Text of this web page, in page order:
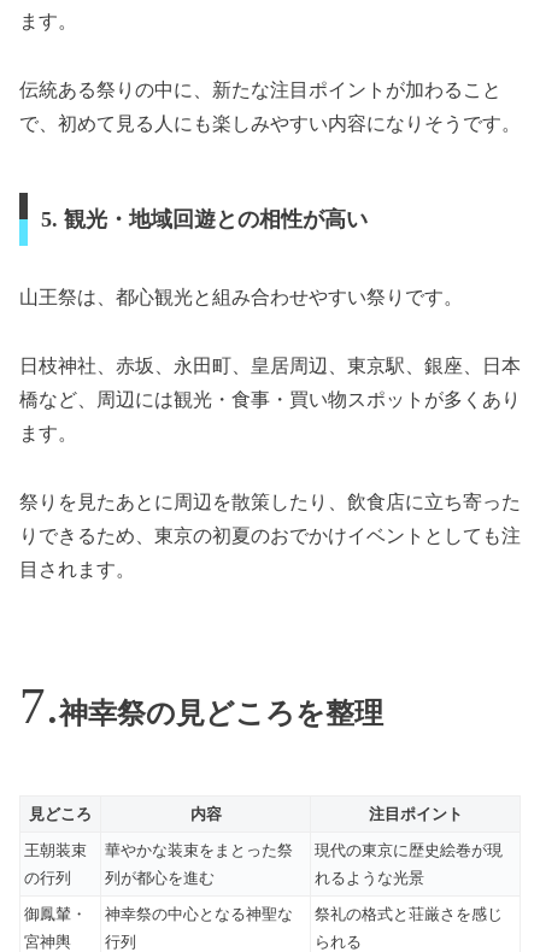
ます。
伝統ある祭りの中に、新たな注目ポイントが加わること
で、初めて見る人にも楽しみやすい内容になりそうです。
5. 観光・地域回遊との相性が高い
山王祭は、都心観光と組み合わせやすい祭りです。
日枝神社、赤坂、永田町、皇居周辺、東京駅、銀座、日本
橋など、周辺には観光・食事・買い物スポットが多くあり
ます。
祭りを見たあとに周辺を散策したり、飲食店に立ち寄った
りできるため、東京の初夏のおでかけイベントとしても注
目されます。
神幸祭の見どころを整理
見どころ 内容
注目ポイント
王朝装束
の行列
華やかな装束をまとった祭
列が都心を進む
現代の東京に歴史絵巻が現
れるような光景
御鳳輦・
宮神輿
神幸祭の中心となる神聖な
行列
祭礼の格式と荘厳さを感じ
られる